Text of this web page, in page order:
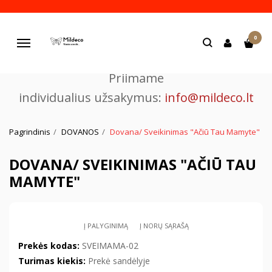
Navigacija
0
Priimame
individualius užsakymus: info@mildeco.lt
Pagrindinis DOVANOS Dovana/ Sveikinimas "Ačiū Tau Mamyte"
DOVANA/ SVEIKINIMAS "AČIŪ TAU
MAMYTE"
Į PALYGINIMĄ Į NORŲ SĄRAŠĄ
Prekės kodas: SVEIMAMA-02
Turimas kiekis: Prekė sandėlyje